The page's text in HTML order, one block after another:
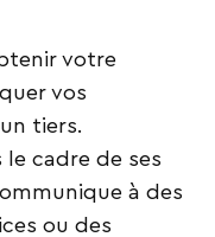
votre
vos
tiers.
cadre de ses
à des
ou des